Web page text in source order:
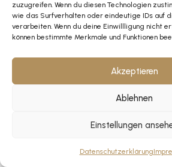
zuzugreifen. Wenn du diesen Technologien
wie das Surfverhalten oder eindeutige IDs auf
verarbeiten. Wenn du deine Einwillligung nicht
können bestimmte Merkmale und Funktionen
Akzeptieren
Ablehnen
Einstellungen
Datenschutzerklärung